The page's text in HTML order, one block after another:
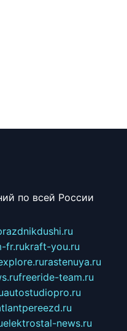
по всей России
fr.rukraft-you.ru
rastenuya.ru
freeride-team.ru
autostudiopro.ru
elektrostal-news.ru